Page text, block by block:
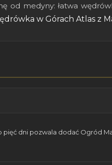
od medyny: łatwa
w Górach Atlas z
pięć dni pozwala dodać Ogród